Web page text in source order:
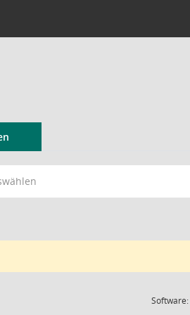
Software: